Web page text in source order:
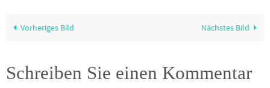
Vorheriges Bild Nächstes Bild
Schreiben Sie einen Kommentar